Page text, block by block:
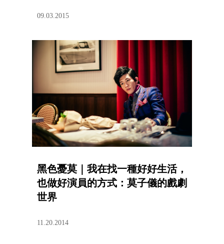
09.03.2015
黑色憂莫｜我在找一種好好生活，
也做好演員的方式：莫子儀的戲劇
世界
11.20.2014